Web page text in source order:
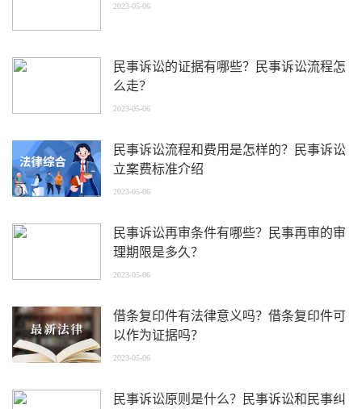
2023-05-06
民事诉讼的证据有哪些？民事诉讼流程怎
么走？
2023-05-06
民事诉讼流程和费用是怎样的？民事诉讼
立案费标准介绍
2023-05-06
民事诉讼再审条件有哪些？民事再审的审
理期限是多久？
2023-05-06
借条复印件有法律意义吗？借条复印件可
以作为证据吗？
2023-05-06
民事诉讼原则是什么？民事诉讼和民事纠